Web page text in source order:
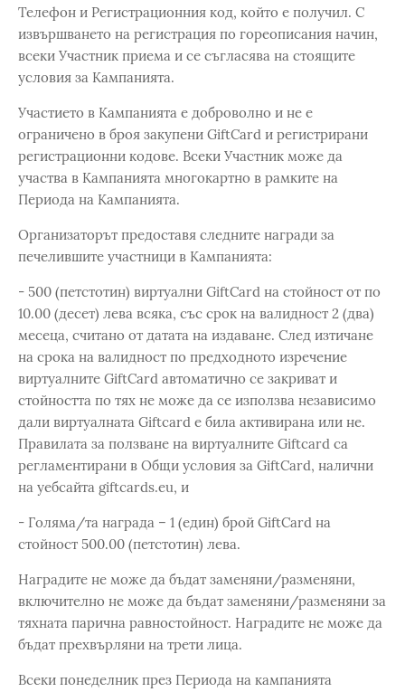
Телефон и Регистрационния код, който е получил. С
извършването на регистрация по гореописания начин,
всеки Участник приема и се съгласява на стоящите
условия за Кампанията.
Участието в Кампанията е доброволно и не е
ограничено в броя закупени GiftCard и регистрирани
регистрационни кодове. Всеки Участник може да
участва в Кампанията многокартно в рамките на
Периода на Кампанията.
Организаторът предоставя следните награди за
печелившите участници в Кампанията:
- 500 (петстотин) виртуални GiftCard на стойност от по
10.00 (десет) лева всяка, със срок на валидност 2 (два)
месеца, считано от датата на издаване. След изтичане
на срока на валидност по предходното изречение
виртуалните GiftCard автоматично се закриват и
стойността по тях не може да се използва независимо
дали виртуалната Giftcard е била активирана или не.
Правилата за ползване на виртуалните Giftcard са
регламентирани в Общи условия за GiftCard, налични
на уебсайта giftcards.eu, и
- Голяма/та награда – 1 (един) брой GiftCard на
стойност 500.00 (петстотин) лева.
Наградите не може да бъдат заменяни/разменяни,
включително не може да бъдат заменяни/разменяни за
тяхната парична равностойност. Наградите не може да
бъдат прехвърляни на трети лица.
Всеки понеделник през Периода на кампанията